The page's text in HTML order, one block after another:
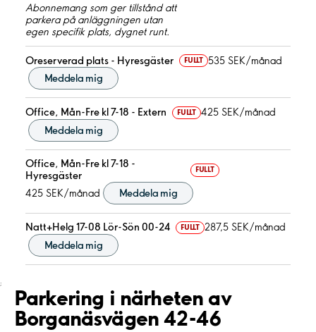
Abonnemang som ger tillstånd att
parkera på anläggningen utan
egen specifik plats, dygnet runt.
Oreserverad plats - Hyresgäster FULLT
535 SEK/månad
Meddela mig
Office, Mån-Fre kl 7-18 - Extern FULLT 425 SEK/månad
Meddela mig
Office, Mån-Fre kl 7-18 -
Hyresgäster
FULLT
425 SEK/månad Meddela mig
Natt+Helg 17-08 Lör-Sön 00-24 FULLT 287,5 SEK/månad
Meddela mig
;
Parkering i närheten av
Borganäsvägen 42-46